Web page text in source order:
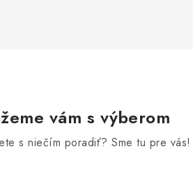
vám s výberom
s niečím poradiť? Sme tu pre vás!